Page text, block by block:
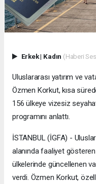
Erkek| Kadın (Haberi
Uluslararası yatırım ve
Özmen Korkut, kısa
156 ülkeye vizesiz
programını anlattı.
İSTANBUL (İGFA) -
alanında faaliyet
ülkelerinde güncellenen
verdi. Özmen Korkut,